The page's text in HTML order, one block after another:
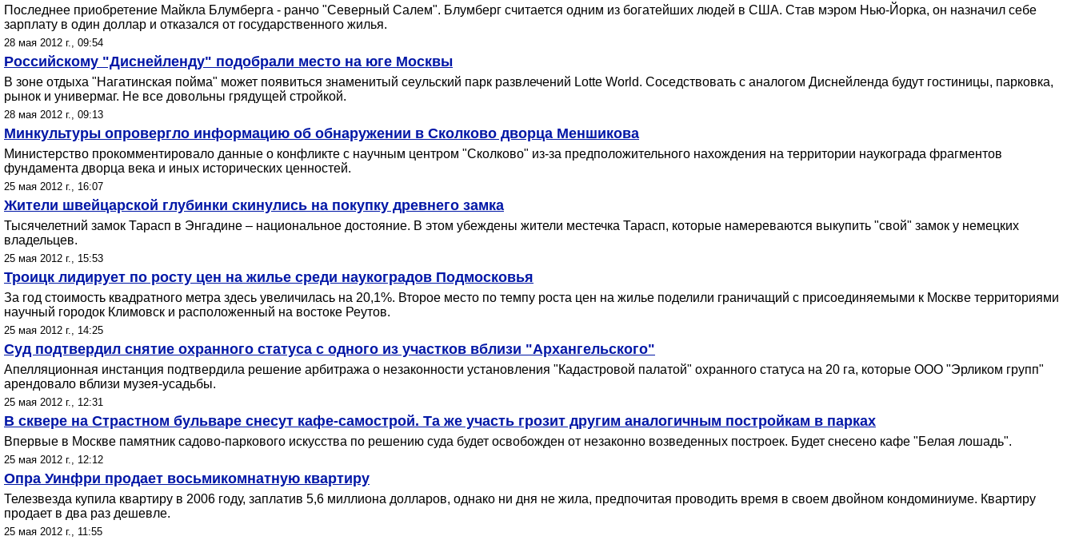
Последнее приобретение Майкла Блумберга - ранчо "Северный Салем". Блумберг считается одним из богатейших людей в США. Став мэром Нью-Йорка, он назначил себе
зарплату в один доллар и отказался от государственного жилья.
28 мая 2012 г., 09:54
Российскому "Диснейленду" подобрали место на юге Москвы
В зоне отдыха "Нагатинская пойма" может появиться знаменитый сеульский парк развлечений Lotte World. Соседствовать с аналогом Диснейленда будут гостиницы, парковка,
рынок и универмаг. Не все довольны грядущей стройкой.
28 мая 2012 г., 09:13
Минкультуры опровергло информацию об обнаружении в Сколково дворца Меншикова
Министерство прокомментировало данные о конфликте с научным центром "Сколково" из-за предположительного нахождения на территории наукограда фрагментов
фундамента дворца века и иных исторических ценностей.
25 мая 2012 г., 16:07
Жители швейцарской глубинки скинулись на покупку древнего замка
Тысячелетний замок Тарасп в Энгадине – национальное достояние. В этом убеждены жители местечка Тарасп, которые намереваются выкупить "свой" замок у немецких
владельцев.
25 мая 2012 г., 15:53
Троицк лидирует по росту цен на жилье среди наукоградов Подмосковья
За год стоимость квадратного метра здесь увеличилась на 20,1%. Второе место по темпу роста цен на жилье поделили граничащий с присоединяемыми к Москве территориями
научный городок Климовск и расположенный на востоке Реутов.
25 мая 2012 г., 14:25
Суд подтвердил снятие охранного статуса с одного из участков вблизи "Архангельского"
Апелляционная инстанция подтвердила решение арбитража о незаконности установления "Кадастровой палатой" охранного статуса на 20 га, которые ООО "Эрликом групп"
арендовало вблизи музея-усадьбы.
25 мая 2012 г., 12:31
В сквере на Страстном бульваре снесут кафе-самострой. Та же участь грозит другим аналогичным постройкам в парках
Впервые в Москве памятник садово-паркового искусства по решению суда будет освобожден от незаконно возведенных построек. Будет снесено кафе "Белая лошадь".
25 мая 2012 г., 12:12
Опра Уинфри продает восьмикомнатную квартиру
Телезвезда купила квартиру в 2006 году, заплатив 5,6 миллиона долларов, однако ни дня не жила, предпочитая проводить время в своем двойном кондоминиуме. Квартиру
продает в два раз дешевле.
25 мая 2012 г., 11:55